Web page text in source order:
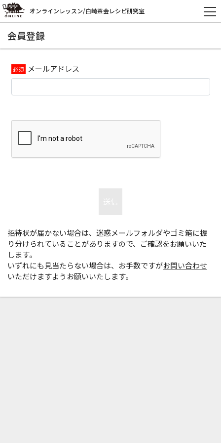
オンラインレッスン/白崎茶会レシピ研究室
会員登録
メールアドレス
招待状が届かない場合は、迷惑メールフォルダやゴミ箱に振
り分けられていることがありますので、ご確認をお願いいた
します。
いずれにも見当たらない場合は、お手数ですがお問い合わせ
いただけますようお願いいたします。